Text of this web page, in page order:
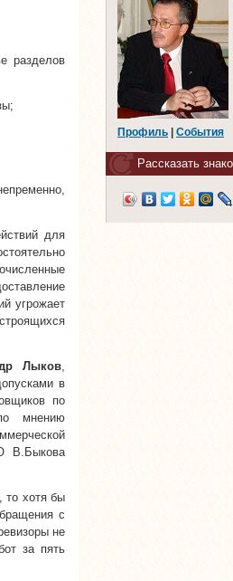
разделов
для
угрожает
Лыков,
в
по
мнению
В.Быкова
то хотя бы
с
не
за пять
Профиль События
Рассказать